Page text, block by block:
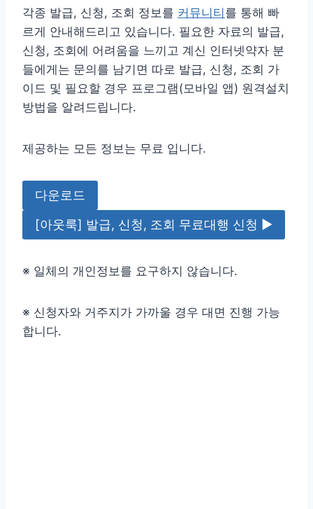
각종 발급, 신청, 조회 정보를 커뮤니티를 통해 빠
르게 안내해드리고 있습니다. 필요한 자료의 발급,
신청, 조회에 어려움을 느끼고 계신 인터넷약자 분
들에게는 문의를 남기면 따로 발급, 신청, 조회 가
이드 및 필요할 경우 프로그램(모바일 앱) 원격설치
방법을 알려드립니다.
제공하는 모든 정보는 무료 입니다.
다운로드
[아웃룩] 발급, 신청, 조회 무료대행 신청 ▶
※ 일체의 개인정보를 요구하지 않습니다.
※ 신청자와 거주지가 가까울 경우 대면 진행 가능
합니다.